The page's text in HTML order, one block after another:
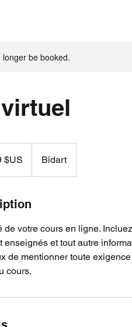
be booked.
$US Bidart
de votre cours en ligne.
enseignés et tout autre
de mentionner toute
cours.